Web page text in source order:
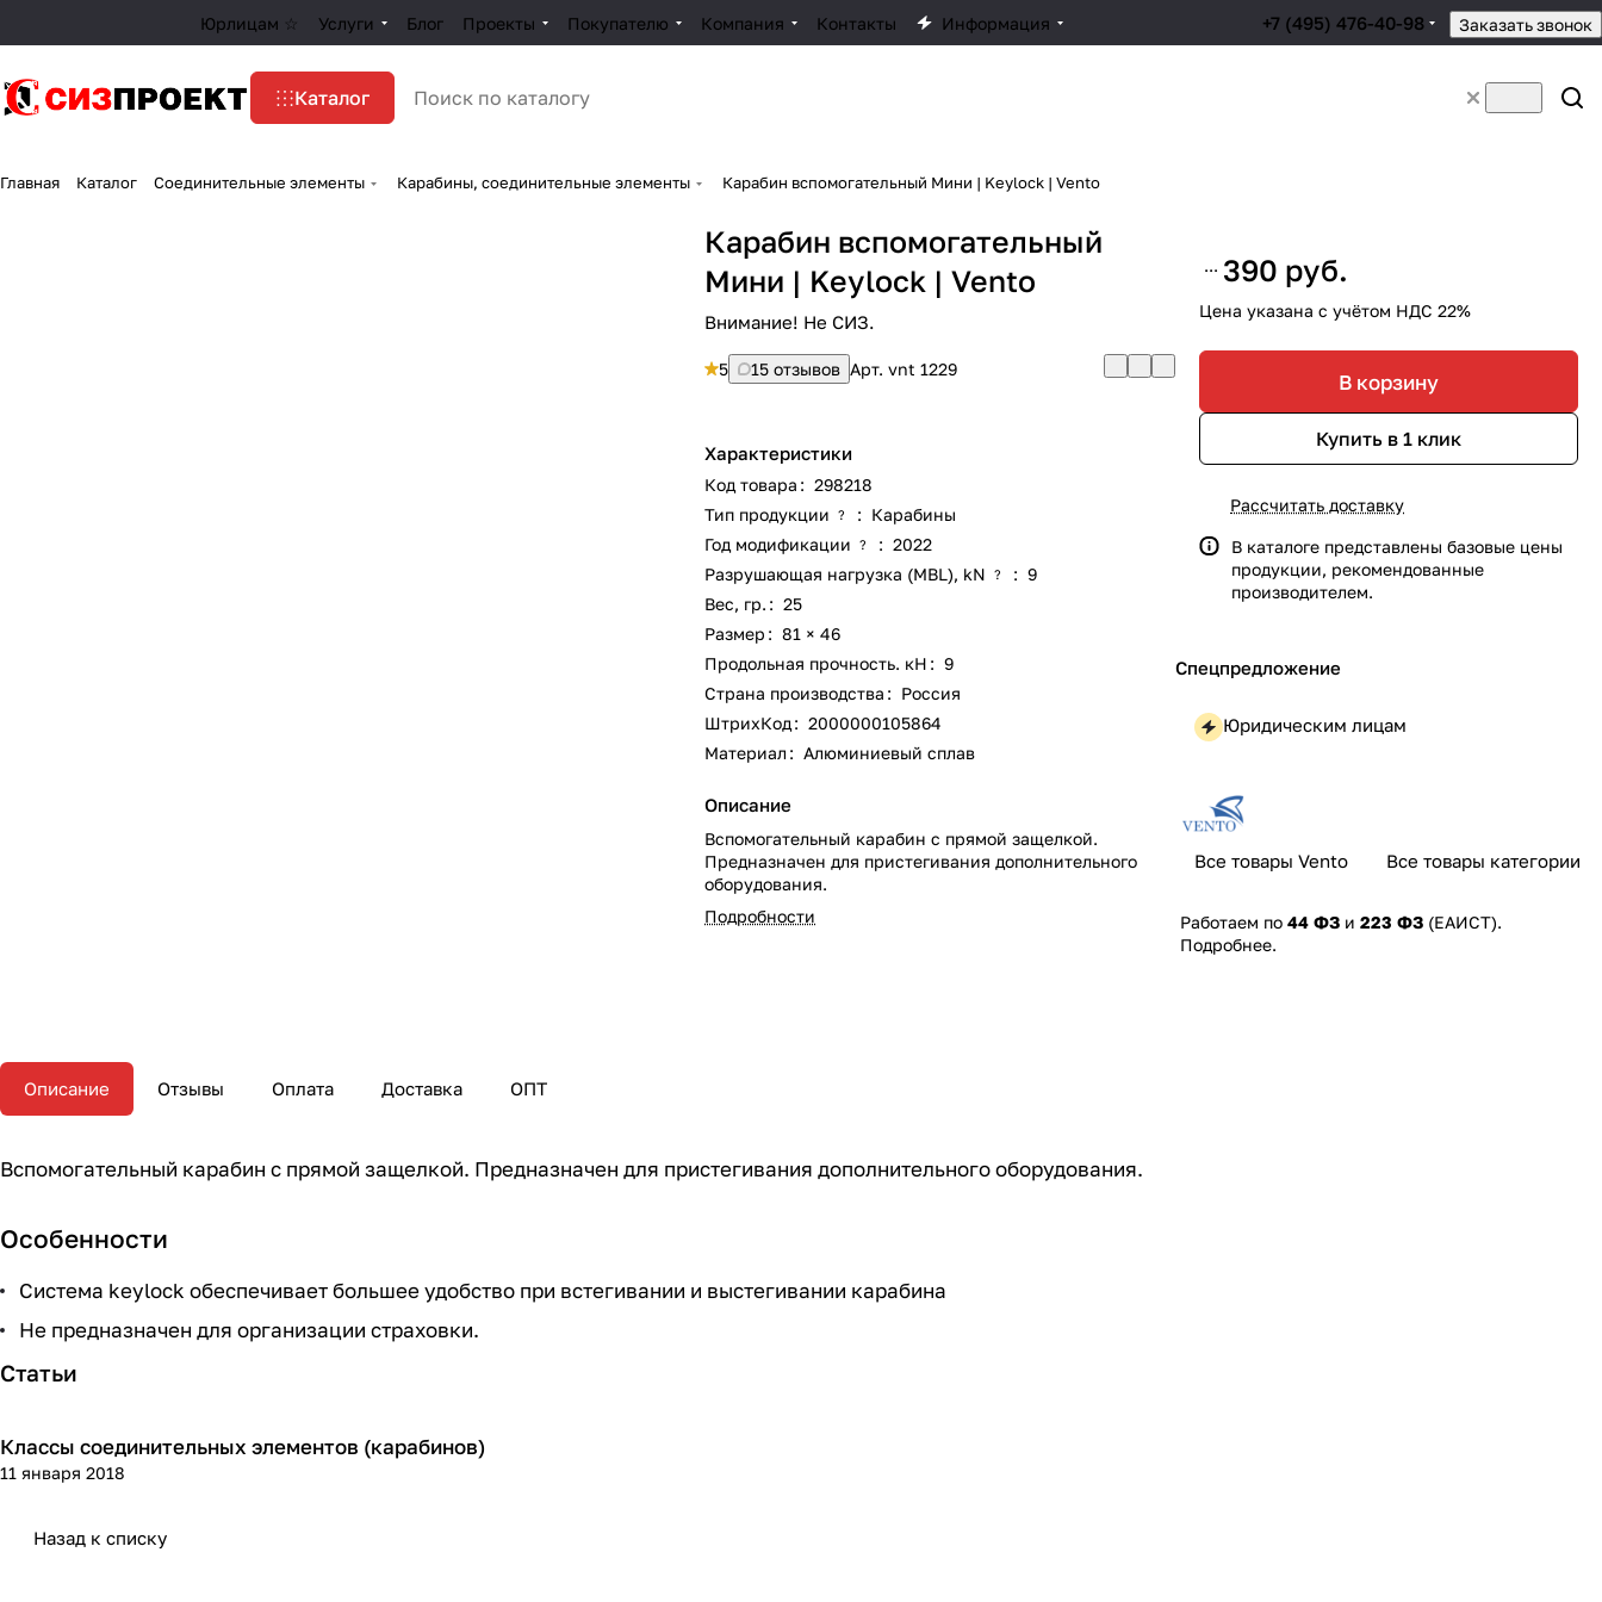
Юрлицам ☆ Услуги Блог Проекты Покупателю Компания Контакты Информация +7 (495) 476-40-98 Заказать звонок
Каталог
Главная Каталог Соединительные элементы Карабины, соединительные элементы Карабин вспомогательный Мини | Keylock | Vento
Карабин вспомогательный
Мини | Keylock | Vento
Внимание! Не СИЗ.
5 15 отзывов Арт.vnt 1229
Характеристики
Код товара : 298218
Тип продукции
? : Карабины
Год модификации
? : 2022
Разрушающая нагрузка (MBL), kN
? : 9
Вес, гр. : 25
Размер : 81 × 46
Продольная прочность. кН : 9
Страна производства : Россия
ШтрихКод: 2000000105864
Материал : Алюминиевый сплав
Описание
Вспомогательный карабин с прямой защелкой.
Предназначен для пристегивания дополнительного
оборудования.
Подробности
390 руб.
Цена указана с учётом НДС 22%
В корзину
Купить в 1 клик
Рассчитать доставку
В каталоге представлены базовые цены
продукции, рекомендованные
производителем.
Спецпредложение
Юридическим лицам
Все товары Vento Все товары категории
Работаем по 44 ФЗ и 223 ФЗ (ЕАИСТ).
Подробнее.
Описание Отзывы Оплата Доставка ОПТ
Вспомогательный карабин с прямой защелкой. Предназначен для пристегивания дополнительного оборудования.
Особенности
Система keylock обеспечивает большее удобство при встегивании и выстегивании карабина
Не предназначен для организации страховки.
Статьи
Теория
Классы соединительных элементов (карабинов)
11 января 2018
Назад к списку